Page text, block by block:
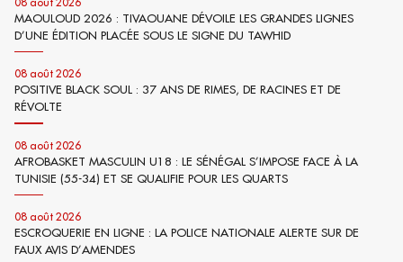
MAOULOUD 2026 : TIVAOUANE DÉVOILE LES GRANDES LIGNES
D’UNE ÉDITION PLACÉE SOUS LE SIGNE DU TAWHID
08 août 2026
POSITIVE BLACK SOUL : 37 ANS DE RIMES, DE RACINES ET DE
RÉVOLTE
08 août 2026
AFROBASKET MASCULIN U18 : LE SÉNÉGAL S’IMPOSE FACE À LA
TUNISIE (55-34) ET SE QUALIFIE POUR LES QUARTS
08 août 2026
ESCROQUERIE EN LIGNE : LA POLICE NATIONALE ALERTE SUR DE
FAUX AVIS D’AMENDES